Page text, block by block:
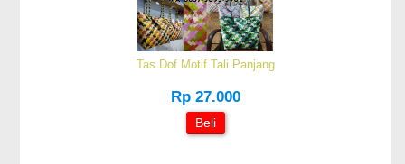
Tas Dof Motif Tali Panjang
Rp 27.000
Beli